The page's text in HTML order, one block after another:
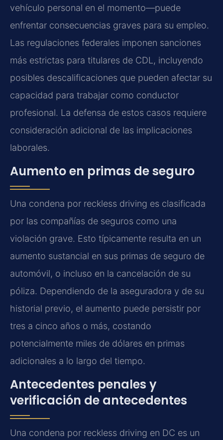
vehículo personal en el momento—puede
enfrentar consecuencias graves para su empleo.
Las regulaciones federales imponen sanciones
más estrictas para titulares de CDL, incluyendo
posibles descalificaciones que pueden afectar su
capacidad para trabajar como conductor
profesional. La defensa de estos casos requiere
consideración adicional de las implicaciones
laborales.
Aumento en primas de seguro
Una condena por reckless driving es clasificada
por las compañías de seguros como una
violación grave. Esto típicamente resulta en un
aumento sustancial en sus primas de seguro de
automóvil, o incluso en la cancelación de su
póliza. Dependiendo de la aseguradora y de su
historial previo, el aumento puede persistir por
tres a cinco años o más, costando
potencialmente miles de dólares en primas
adicionales a lo largo del tiempo.
Antecedentes penales y
verificación de antecedentes
Una condena por reckless driving en DC es un